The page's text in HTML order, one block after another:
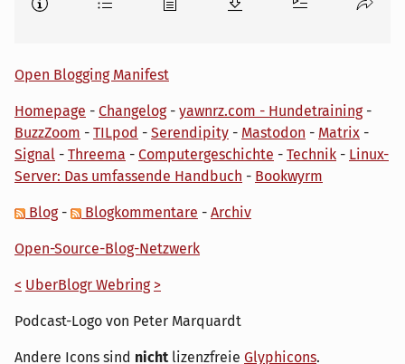
Open Blogging Manifest
Homepage - Changelog- yawnrz.com - Hundetraining-
BuzzZoom - TILpod - Serendipity - Mastodon - Matrix -
Signal - Threema - Computergeschichte - Technik - Linux-
Server: Das umfassende Handbuch - Bookwyrm
Blog- Blogkommentare - Archiv
Open-Source-Blog-Netzwerk
< UberBlogr Webring >
Podcast-Logo von Peter Marquardt
Andere Icons sind nicht lizenzfreie Glyphicons.